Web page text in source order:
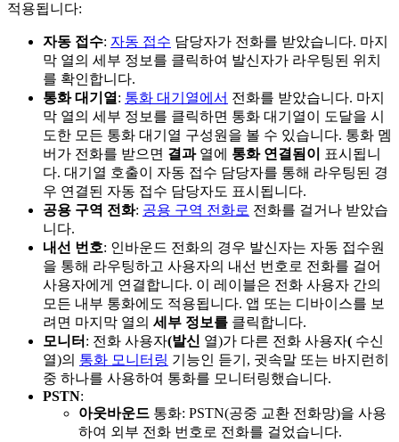
적용됩니다:
자동 접수: 자동 접수 담당자가 전화를 받았습니다. 마지
막 열의 세부 정보를 클릭하여 발신자가 라우팅된 위치
를 확인합니다.
통화 대기열 : 통화 대기열에서 전화를 받았습니다. 마지
막 열의 세부 정보를 클릭하면 통화 대기열이 도달을 시
도한 모든 통화 대기열 구성원을 볼 수 있습니다. 통화 멤
버가 전화를 받으면 결과열에 통화 연결됨이
표시됩니
다. 대기열 호출이 자동 접수 담당자를 통해 라우팅된 경
우 연결된 자동 접수 담당자도 표시됩니다.
공용 구역 전화: 공용 구역 전화로 전화를 걸거나 받았습
니다.
내선 번호: 인바운드 전화의 경우 발신자는 자동 접수원
을 통해 라우팅하고 사용자의 내선 번호로 전화를 걸어
사용자에게 연결합니다. 이 레이블은 전화 사용자 간의
모든 내부 통화에도 적용됩니다. 앱 또는 디바이스를 보
려면 마지막 열의 세부 정보를 클릭합니다.
모니터 : 전화 사용자(발신 열)가 다른 전화 사용자( 수신
열)의 통화 모니터링 기능인 듣기, 귓속말 또는 바지런히
중 하나를 사용하여 통화를 모니터링했습니다.
PSTN:
아웃바운드 통화: PSTN(공중 교환 전화망)을 사용
하여 외부 전화 번호로 전화를 걸었습니다.